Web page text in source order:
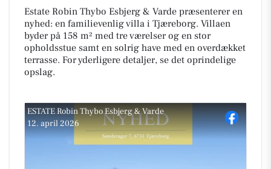
Estate Robin Thybo Esbjerg & Varde præsenterer en
nyhed: en familievenlig villa i Tjæreborg. Villaen
byder på 158 m² med tre værelser og en stor
opholdsstue samt en solrig have med en overdækket
terrasse. For yderligere detaljer, se det oprindelige
opslag.
ESTATE Robin Thybo Esbjerg & Varde
12. april 2026